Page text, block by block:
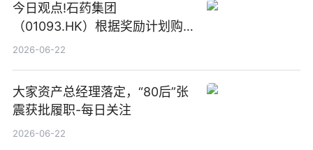
今日观点!石药集团
（01093.HK）根据奖励计划购
回580万股
2026-06-22
大家资产总经理落定，“80后”张
震获批履职-每日关注
2026-06-22